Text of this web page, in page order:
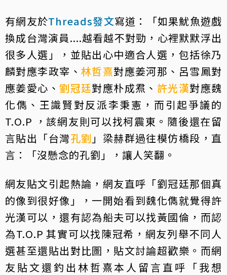
有網友於Threads發文寫道：「如果魷魚遊戲
換成台灣演員....越看越不對勁，心裡默默浮出
很多人選」，並貼出心中適合人選，包括徐乃
麟對應李政宰、 林哲熹對應姜河那、呂雪鳳對
應姜愛心、劉冠廷對應朴成焄、 許光漢對應魏
化儁、王識賢對反派李秉憲，而引起爭議的
T.O.P ，該網友則可以找柯震東。隨後還在留
言貼出「台灣孔劉 」梁赫群過往模仿橋段，直
言：「沒懸念的孔劉」，讓人笑翻。
網友貼文引起熱論，網友直呼「劉冠廷那個真
的像到很好像」，一開始看到魏化儁就覺得許
光漢可以，還有認為船夫可以找黃國倫，而認
為T.O.P 其實可以找陳冠希，網友列舉不同人
選甚至還貼出對比圖，貼文討論超歡樂。而網
友貼文還釣出林哲熹本人留言直呼「我想